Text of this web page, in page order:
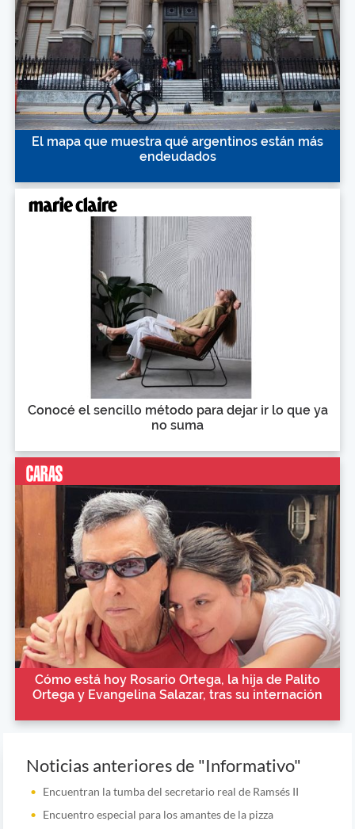
El mapa que muestra qué argentinos están más
endeudados
Conocé el sencillo método para dejar ir lo que ya
no suma
Cómo está hoy Rosario Ortega, la hija de Palito
Ortega y Evangelina Salazar, tras su internación
Noticias anteriores de "Informativo"
Encuentran la tumba del secretario real de Ramsés II
Encuentro especial para los amantes de la pizza